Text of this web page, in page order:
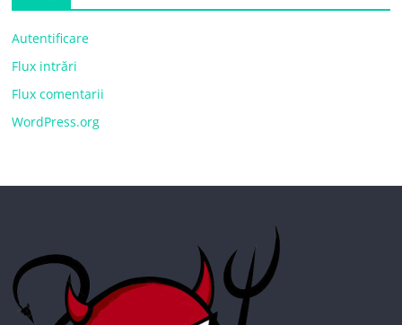
Autentificare
Flux intrări
Flux comentarii
WordPress.org